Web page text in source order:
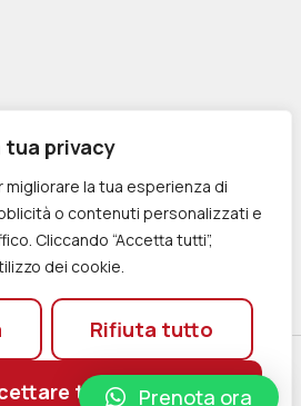
tua privacy
la tua esperienza di
o contenuti personalizzati e
Cliccando “Accetta tutti”,
dei cookie.
Rifiuta tutto
tutto
+39 340 6163982
| Progettato da
Prenota ora